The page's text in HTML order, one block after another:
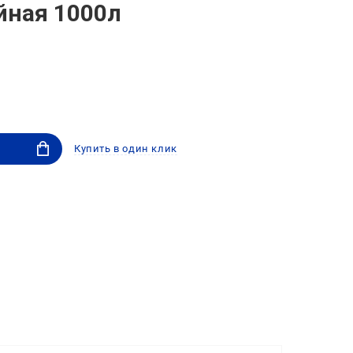
1000л
Купить в один клик